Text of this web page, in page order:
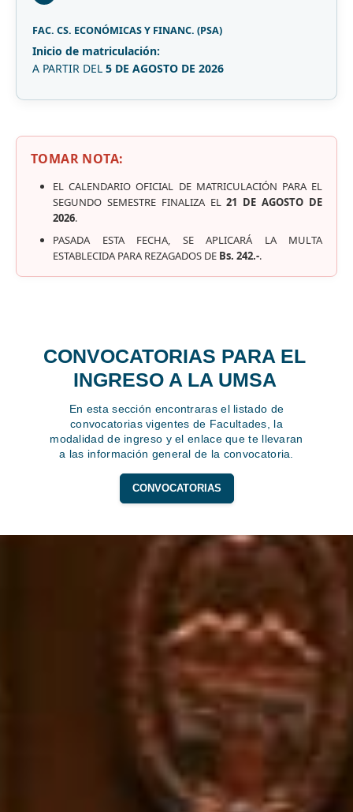
FAC. CS. ECONÓMICAS Y FINANC. (PSA)
Inicio de matriculación:
A PARTIR DEL 5 DE AGOSTO DE 2026
TOMAR NOTA:
EL CALENDARIO OFICIAL DE MATRICULACIÓN PARA EL
SEGUNDO SEMESTRE FINALIZA EL21 DE AGOSTO DE
2026.
PASADA ESTA FECHA, SE APLICARÁ LA MULTA
ESTABLECIDA PARA REZAGADOS DE Bs. 242.-.
CONVOCATORIAS PARA EL
INGRESO A LA UMSA
En esta sección encontraras el listado de
convocatorias vigentes de Facultades, la
modalidad de ingreso y el enlace que te llevaran
a las información general de la convocatoria.
CONVOCATORIAS